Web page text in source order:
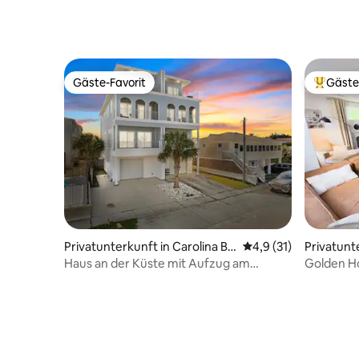
werden.
gegen
Gäste-Favorit
Gäste-Favorit
Privatunterkunft in Carolina Be
ach
Durchschnittliche
4,9 (31)
Haus an der Küste mit Aufzug am
ch
Golden